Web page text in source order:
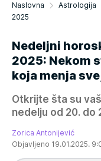
Naslovna Astrologija
2025
Nedeljni
2025: Nekom
koja menja
Otkrijte šta su
nedelju od 20. do
Zorica Antonijević
Objavljeno 19.01.2025.